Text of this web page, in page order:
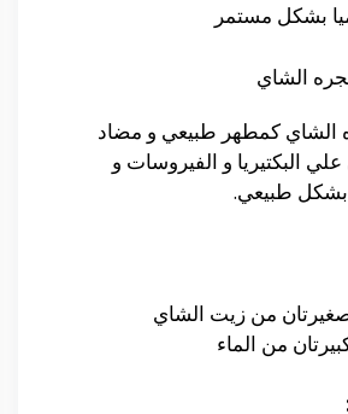
بشكل مستمر
الشاي
كمطهر طبيعي و مضاد
البكتيريا و الفيروسات و
بشكل طبيعي.
من زيت الشاي
من الماء